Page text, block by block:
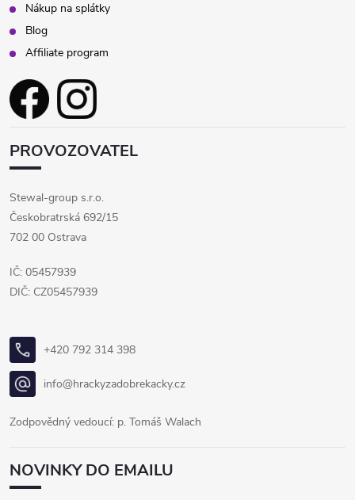
Nákup na splátky
Blog
Affiliate program
PROVOZOVATEL
Stewal-group s.r.o.
Českobratrská 692/15
702 00 Ostrava
IČ: 05457939
DIČ: CZ05457939
+420 792 314 398
info@hrackyzadobrekacky.cz
Zodpovědný vedoucí: p. Tomáš Walach
NOVINKY DO EMAILU